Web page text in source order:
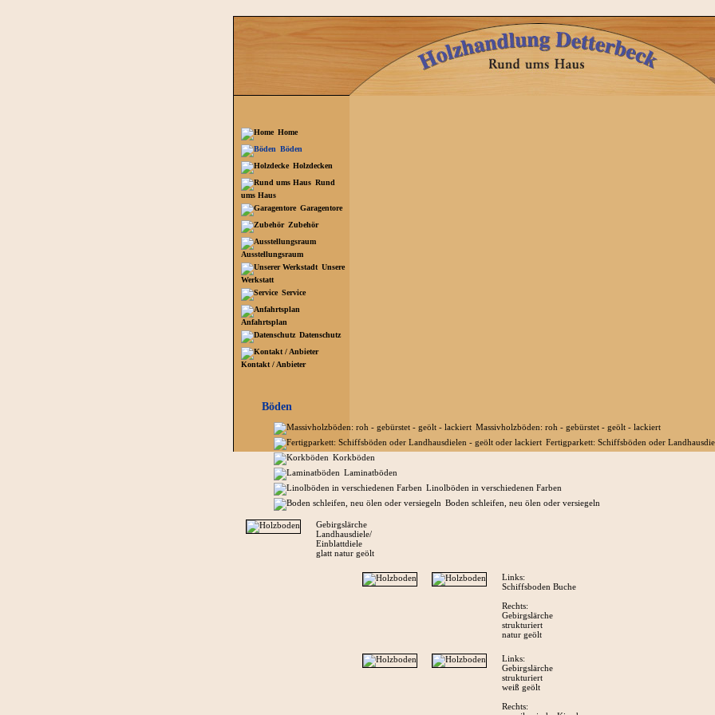
Home
Böden
Holzdecken
Rund
ums Haus
Garagentore
Zubehör
Ausstellungsraum
Unsere
Werkstatt
Service
Anfahrtsplan
Datenschutz
Kontakt / Anbieter
Böden
Massivholzböden: roh - gebürstet - geölt - lackiert
Fertigparkett: Schiffsböden oder
Korkböden
Laminatböden
Linolböden in verschiedenen Farben
Boden schleifen, neu ölen oder versiegeln
Gebirgslärche
Landhausdiele/
Einblattdiele
glatt natur geölt
Links:
Schiffsboden Buche
Rechts:
Gebirgslärche
strukturiert
natur geölt
Links:
Gebirgslärche
strukturiert
weiß geölt
Rechts: